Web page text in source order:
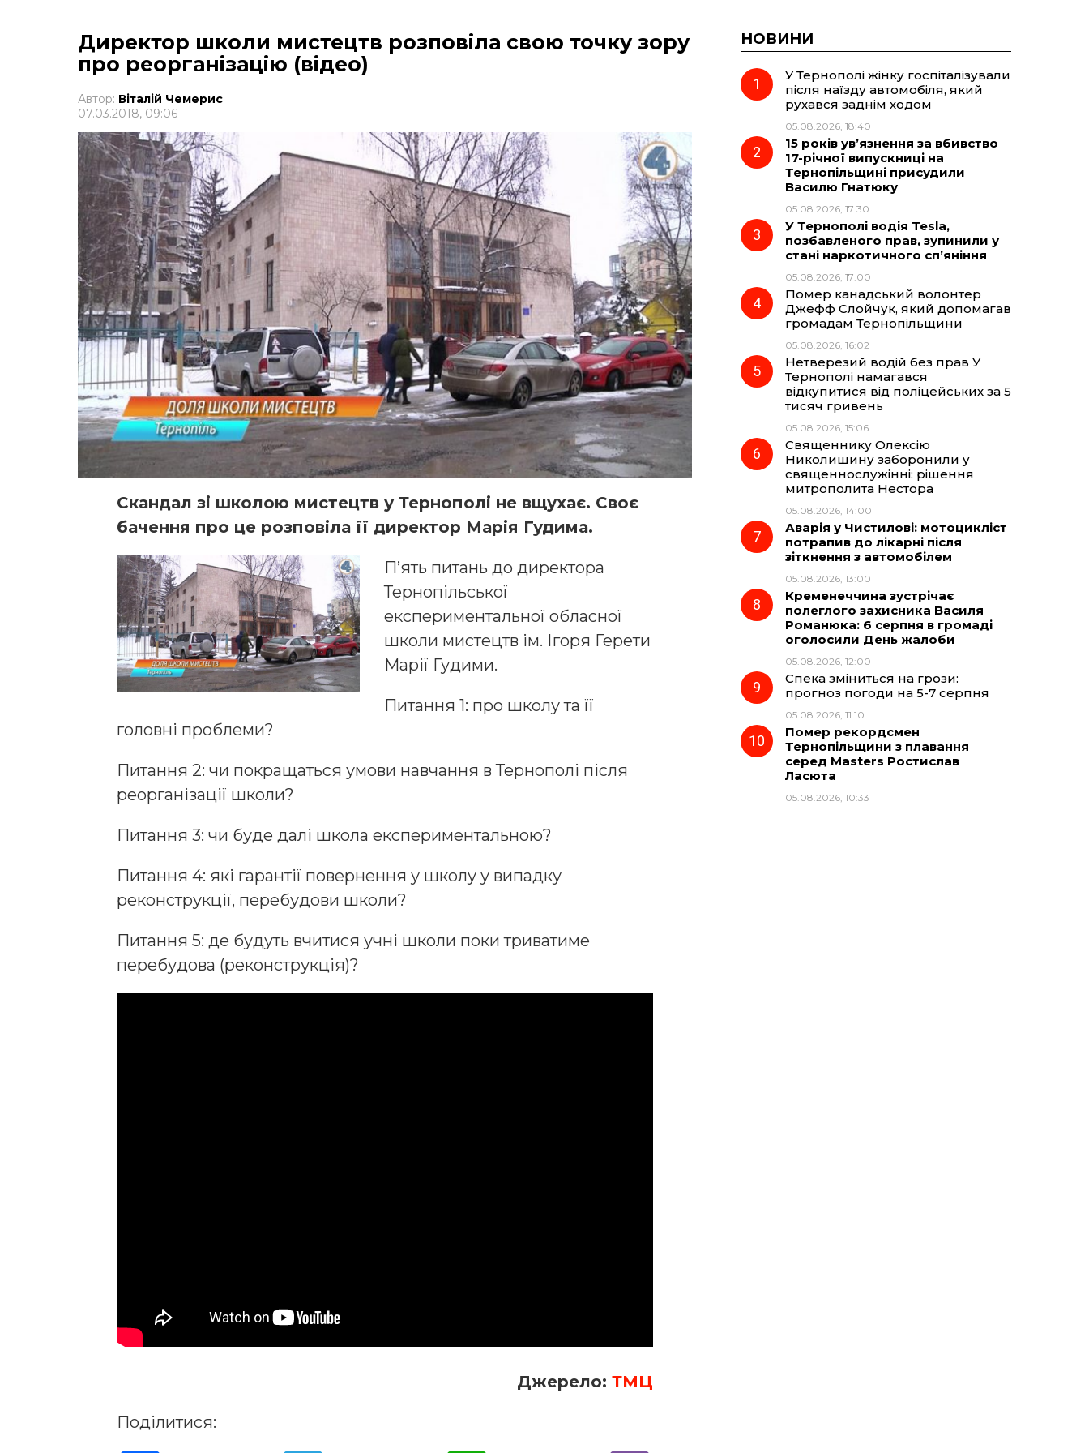
Директор школи мистецтв розповіла свою точку зору
про реорганізацію (відео)
Автор: Віталій Чемерис
07.03.2018, 09:06
Скандал зі школою мистецтв у Тернополі не вщухає. Своє
бачення про це розповіла її директор Марія Гудима.
П’ять питань до директора
Тернопільської
експериментальної обласної
школи мистецтв ім. Ігоря Герети
Марії Гудими.
Питання 1: про школу та її
головні проблеми?
Питання 2: чи покращаться умови навчання в Тернополі після
реорганізації школи?
Питання 3: чи буде далі школа експериментальною?
Питання 4: які гарантії повернення у школу у випадку
реконструкції, перебудови школи?
Питання 5: де будуть вчитися учні школи поки триватиме
перебудова (реконструкція)?
Джерело: ТМЦ
Поділитися:
НОВИНИ
У Тернополі жінку госпіталізували
після наїзду автомобіля, який
рухався заднім ходом
05.08.2026, 18:40
15 років ув’язнення за вбивство
17-річної випускниці на
Тернопільщині присудили
Василю Гнатюку
05.08.2026, 17:30
У Тернополі водія Tesla,
позбавленого прав, зупинили у
стані наркотичного сп’яніння
05.08.2026, 17:00
Помер канадський волонтер
Джефф Слойчук, який допомагав
громадам Тернопільщини
05.08.2026, 16:02
Нетверезий водій без прав У
Тернополі намагався
відкупитися від поліцейських за 5
тисяч гривень
05.08.2026, 15:06
Священнику Олексію
Николишину заборонили у
священнослужінні: рішення
митрополита Нестора
05.08.2026, 14:00
Аварія у Чистилові: мотоцикліст
потрапив до лікарні після
зіткнення з автомобілем
05.08.2026, 13:00
Кременеччина зустрічає
полеглого захисника Василя
Романюка: 6 серпня в громаді
оголосили День жалоби
05.08.2026, 12:00
Спека зміниться на грози:
прогноз погоди на 5-7 серпня
05.08.2026, 11:10
Помер рекордсмен
Тернопільщини з плавання
серед Masters Ростислав
Ласюта
05.08.2026, 10:33